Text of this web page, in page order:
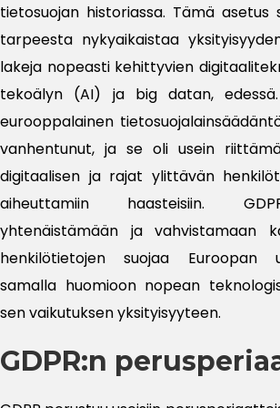
tietosuojan historiassa. Tämä asetus
tarpeesta nykyaikaistaa
lakeja nopeasti kehittyvien
tekoälyn (AI) ja big datan, edessä.
eurooppalainen
vanhentunut, ja se oli usein
digitaalisen ja rajat ylittävän
aiheuttamiin haasteisiin.
yhtenäistämään ja vahvistamaan
henkilötietojen suojaa Euroopan
samalla huomioon nopean
sen vaikutuksen yksityisyyteen.
GDPR:n